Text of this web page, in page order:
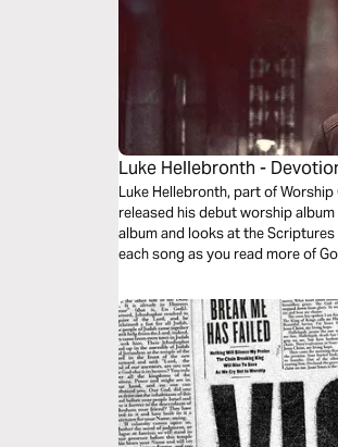
Luke Hellebronth -
Luke Hellebronth, part of
released his debut worship
album and looks at the
each song as you read more of